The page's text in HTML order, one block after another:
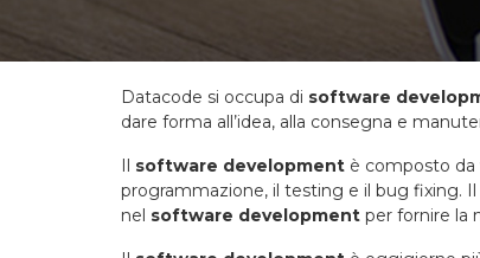
Datacode si occupa di software
dare forma all’idea, alla consegna e
Il software development è composto da
programmazione, il testing e il bug fixing.
nel software development per fornire la